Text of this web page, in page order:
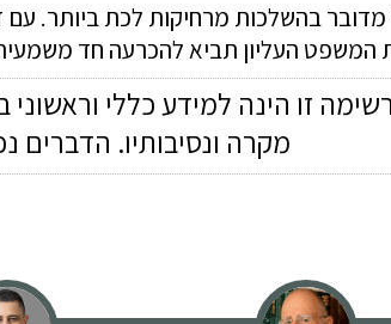
מדובר בהשלכות מרחיקות לכת ביותר.
המשפט העליון תביא להכרעה חד
זו הינה למידע כללי
מקרה ונסיבותיו.